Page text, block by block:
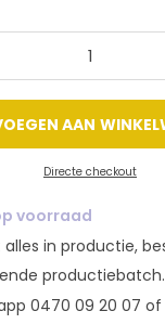
AAN
Directe checkout
voorraad
in productie,
productiebatch.
0470 09 20 07 of